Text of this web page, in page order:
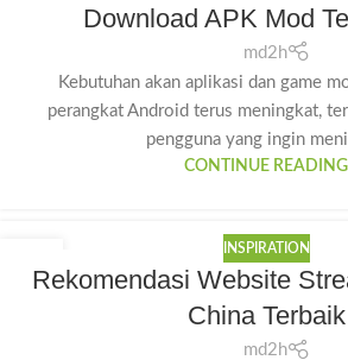
Download APK Mod
md2h
Kebutuhan akan aplikasi dan game
perangkat Android terus meningkat,
pengguna yang ingin
CONTINUE READING
JUL
INSPIRATION
Rekomendasi Website
China Terbaik
md2h